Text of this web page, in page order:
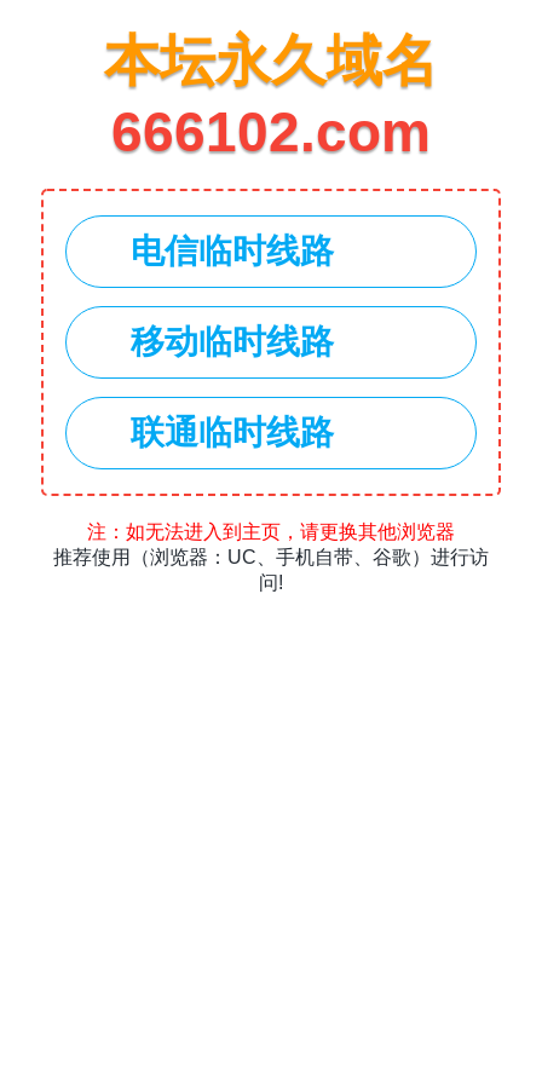
本坛永久域名
666102.com
电信临时线路
移动临时线路
联通临时线路
注：如无法进入到主页，请更换其他浏览器
推荐使用（浏览器：UC、手机自带、谷歌）进行访
问!